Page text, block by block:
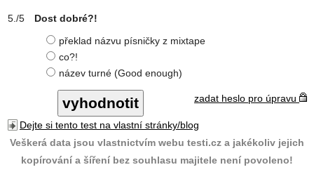
Dost dobré?!
překlad názvu písničky z mixtape
co?!
název turné (Good enough)
zadat heslo pro úpravu
Dejte si tento test na vlastní stránky/blog
Veškerá data jsou vlastnictvím webu testi.cz a jakékoliv jejich
kopírování a šíření bez souhlasu majitele není povoleno!